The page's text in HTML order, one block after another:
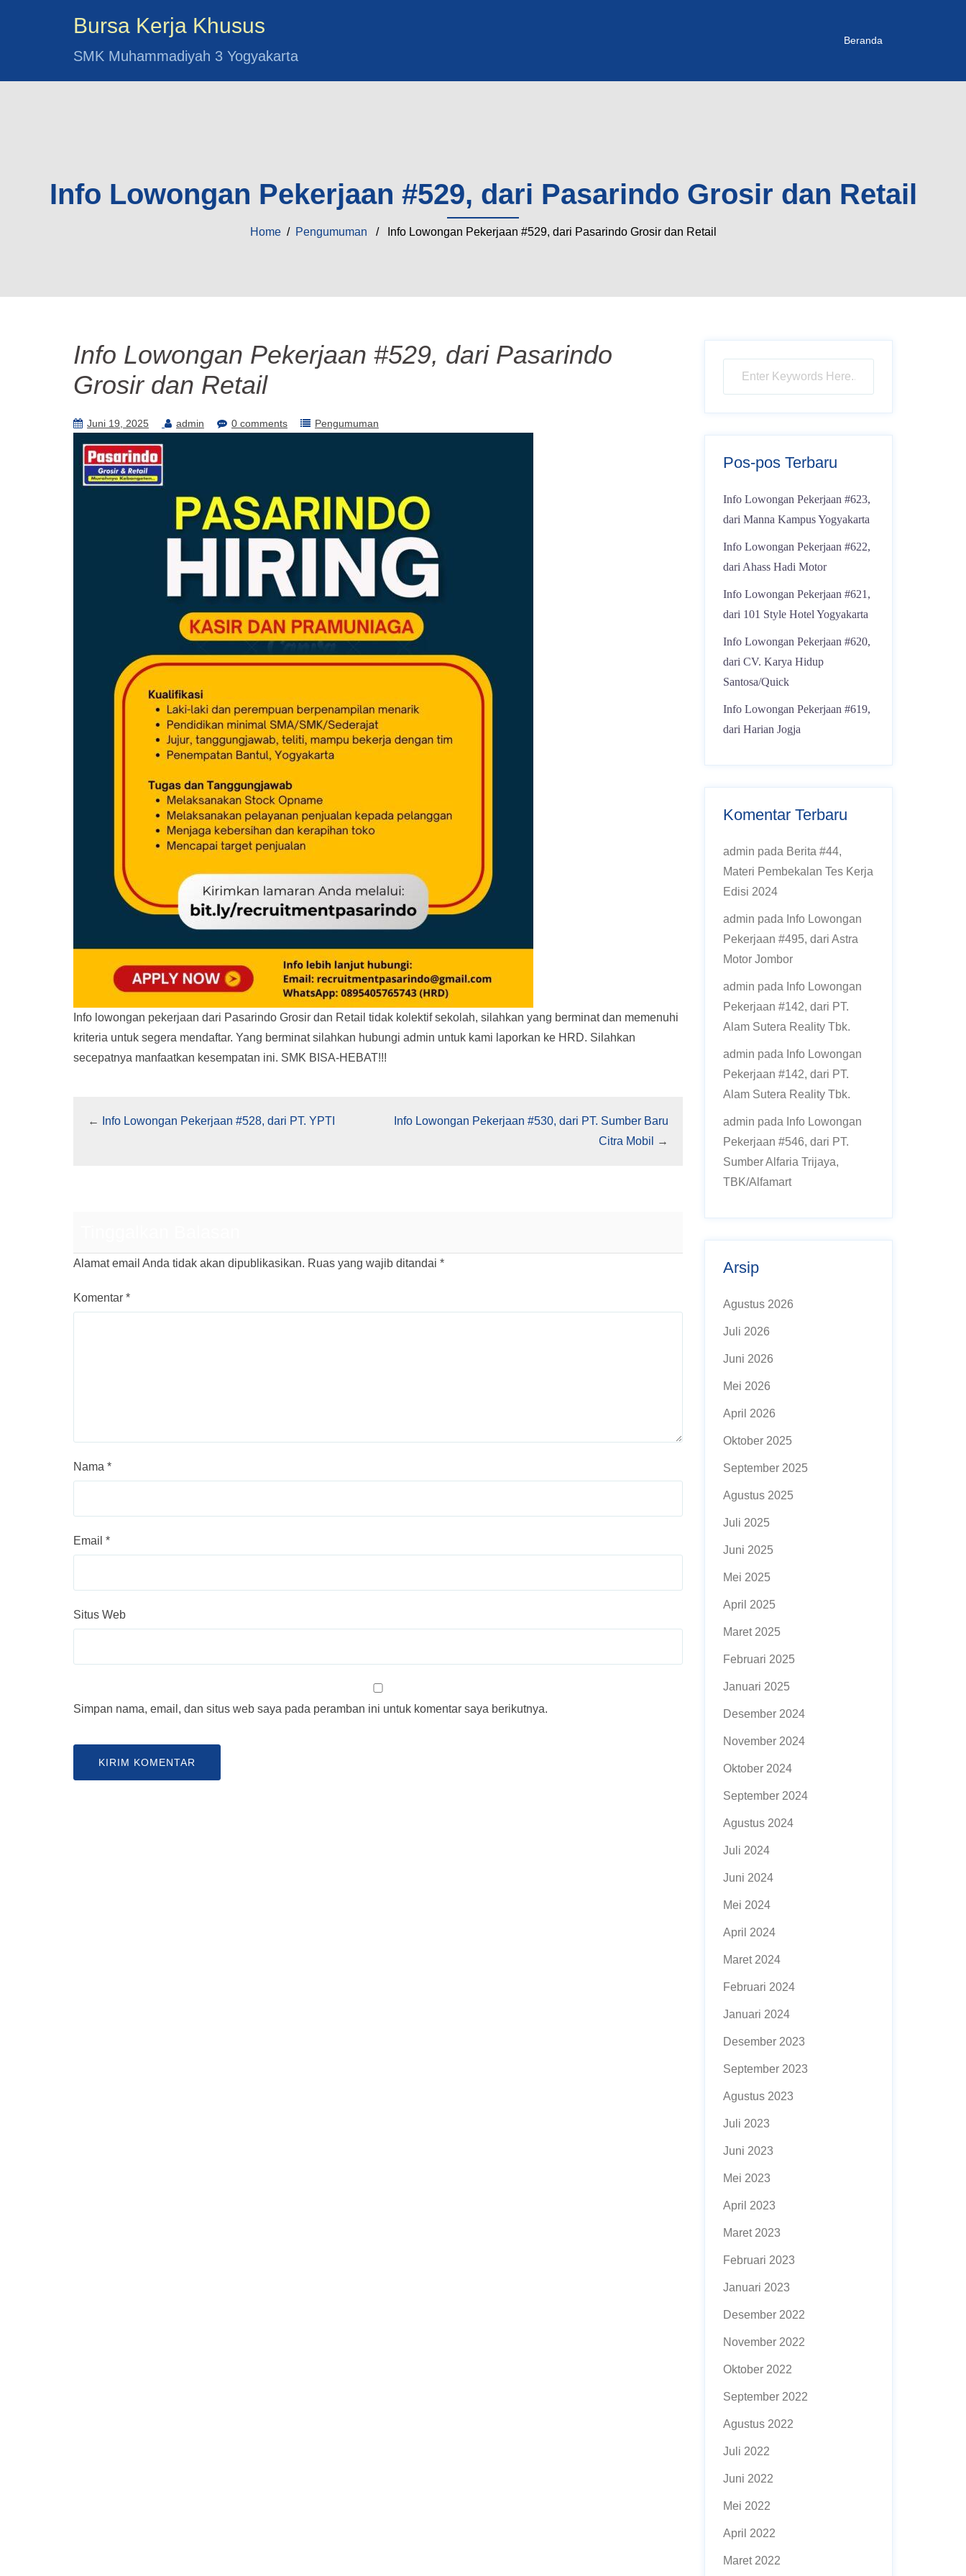
Bursa Kerja Khusus
SMK Muhammadiyah 3 Yogyakarta
Beranda
Info Lowongan Pekerjaan #529, dari Pasarindo Grosir dan Retail
Home/ Pengumuman / Info Lowongan Pekerjaan #529, dari Pasarindo Grosir dan Retail
Info Lowongan Pekerjaan #529, dari Pasarindo
Grosir dan Retail
Juni 19, 2025 admin 0 comments Pengumuman
Info lowongan pekerjaan dari Pasarindo Grosir dan Retail tidak kolektif sekolah, silahkan yang berminat dan memenuhi
kriteria untuk segera mendaftar. Yang berminat silahkan hubungi admin untuk kami laporkan ke HRD. Silahkan
secepatnya manfaatkan kesempatan ini. SMK BISA-HEBAT!!!
← Info Lowongan Pekerjaan #528, dari PT. YPTI
Info Lowongan Pekerjaan #530, dari PT. Sumber Baru
Citra Mobil
→
Alamat email Anda tidak akan dipublikasikan. Ruas yang wajib ditandai *
Komentar *
Nama *
Email *
Situs Web
Simpan nama, email, dan situs web saya pada peramban ini untuk komentar saya berikutnya.
Pos-pos Terbaru
Info Lowongan Pekerjaan #623,
dari Manna Kampus Yogyakarta
Info Lowongan Pekerjaan #622,
dari Ahass Hadi Motor
Info Lowongan Pekerjaan #621,
dari 101 Style Hotel Yogyakarta
Info Lowongan Pekerjaan #620,
dari CV. Karya Hidup
Santosa/Quick
Info Lowongan Pekerjaan #619,
dari Harian Jogja
Komentar Terbaru
admin pada Berita #44,
Materi Pembekalan Tes Kerja
Edisi 2024
admin pada Info Lowongan
Pekerjaan #495, dari Astra
Motor Jombor
admin pada Info Lowongan
Pekerjaan #142, dari PT.
Alam Sutera Reality Tbk.
admin pada Info Lowongan
Pekerjaan #142, dari PT.
Alam Sutera Reality Tbk.
admin pada Info Lowongan
Pekerjaan #546, dari PT.
Sumber Alfaria Trijaya,
TBK/Alfamart
Arsip
Agustus 2026
Juli 2026
Juni 2026
Mei 2026
April 2026
Oktober 2025
September 2025
Agustus 2025
Juli 2025
Juni 2025
Mei 2025
April 2025
Maret 2025
Februari 2025
Januari 2025
Desember 2024
November 2024
Oktober 2024
September 2024
Agustus 2024
Juli 2024
Juni 2024
Mei 2024
April 2024
Maret 2024
Februari 2024
Januari 2024
Desember 2023
September 2023
Agustus 2023
Juli 2023
Juni 2023
Mei 2023
April 2023
Maret 2023
Februari 2023
Januari 2023
Desember 2022
November 2022
Oktober 2022
September 2022
Agustus 2022
Juli 2022
Juni 2022
Mei 2022
April 2022
Maret 2022